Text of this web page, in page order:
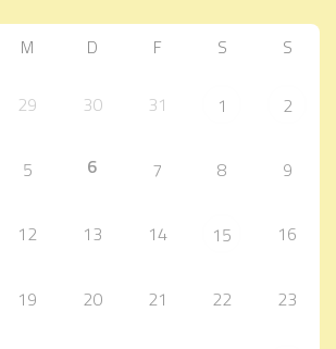
M D F S S
29 30 31 1 2
5 6 7 8 9
12 13 14 15 16
19 20 21 22 23